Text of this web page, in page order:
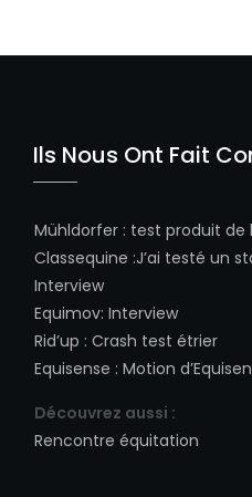
Ils Nous Ont Fait
Mühldorfer : test produit de
Classequine :J’ai testé un
Interview
Equimov: Interview
Rid’up : Crash test étrier
Equisense : Motion
Découvrez aussi :
Rencontre équitation